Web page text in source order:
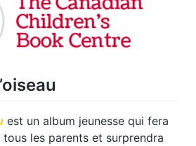
est un album jeunesse qui fera
les parents et surprendra